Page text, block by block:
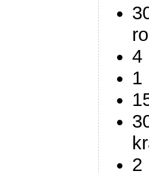
4
1
2